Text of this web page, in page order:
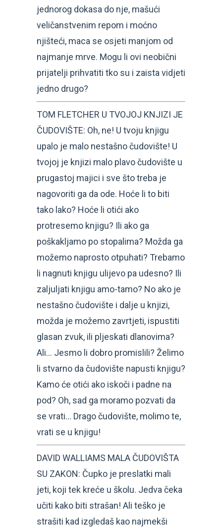
jednorog dokasa do nje, mašući
veličanstvenim repom i moćno
njišteći, maca se osjeti manjom od
najmanje mrve. Mogu li ovi neobični
prijatelji prihvatiti tko su i zaista vidjeti
jedno drugo?
TOM FLETCHER U TVOJOJ KNJIZI JE
ČUDOVIŠTE: Oh, ne! U tvoju knjigu
upalo je malo nestašno čudovište! U
tvojoj je knjizi malo plavo čudovište u
prugastoj majici i sve što treba je
nagovoriti ga da ode. Hoće li to biti
tako lako? Hoće li otići ako
protresemo knjigu? Ili ako ga
poškakljamo po stopalima? Možda ga
možemo naprosto otpuhati? Trebamo
li nagnuti knjigu ulijevo pa udesno? Ili
zaljuljati knjigu amo-tamo? No ako je
nestašno čudovište i dalje u knjizi,
možda je možemo zavrtjeti, ispustiti
glasan zvuk, ili pljeskati dlanovima?
Ali… Jesmo li dobro promislili? Želimo
li stvarno da čudovište napusti knjigu?
Kamo će otići ako iskoči i padne na
pod? Oh, sad ga moramo pozvati da
se vrati… Drago čudovište, molimo te,
vrati se u knjigu!
DAVID WALLIAMS MALA ČUDOVIŠTA
SU ZAKON: Čupko je preslatki mali
jeti, koji tek kreće u školu. Jedva čeka
učiti kako biti strašan! Ali teško je
strašiti kad izgledaš kao najmekši